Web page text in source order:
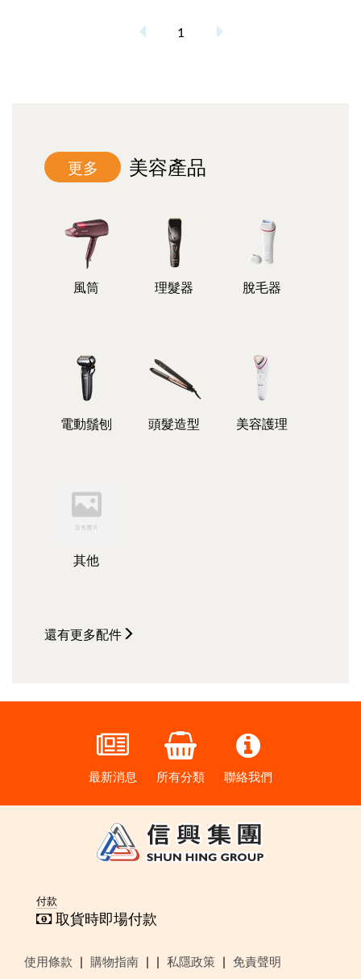
1
更多 美容產品
風筒 理髮器 脫毛器
電動鬚刨 頭髮造型 美容護理
其他
還有更多配件
最新消息 所有分類 聯絡我們
付款
取貨時即場付款
使用條款 | 購物指南 | | 私隱政策 | 免責聲明